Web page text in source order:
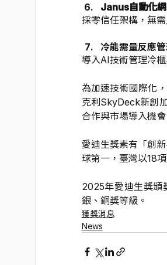
Janus自動化網
採零信任架構，無
冷能需量反應管
導入AI技術管理冷
為加速技術國際化
克利SkyDeck新創
合作與市場導入機會
愛迪生獎素有「創
球第一，臺灣以18
2025年愛迪生獎頒
銀、銅獎等級。
獲獎消息
News